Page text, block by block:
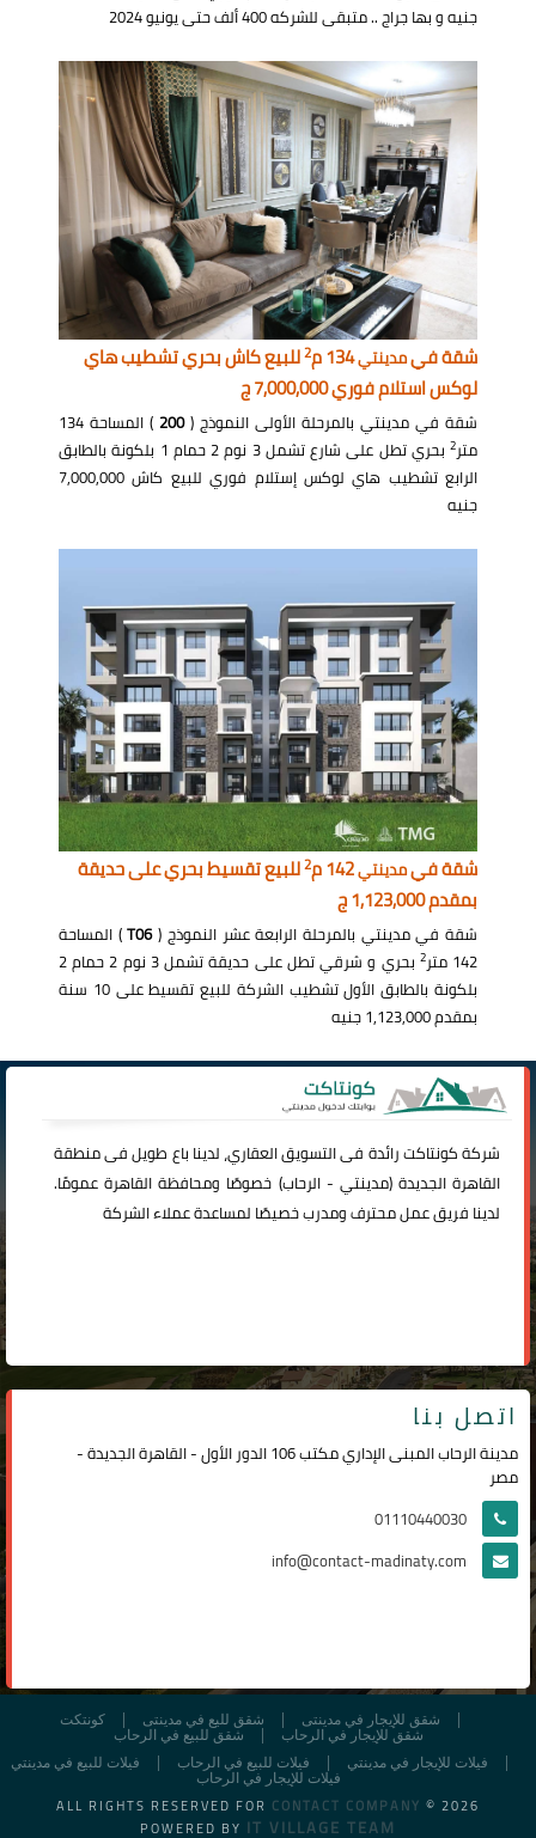
جنيه و بها جراج .. متبقى للشركه 400 ألف حتى يونيو 2024
شقة فيمدينتي134 م 2للبيع كاش بحري تشطيب هاي
لوكس استلام فوري 7,000,000 ج
شقة في مدينتي بالمرحلة الأولى النموذج (200
) المساحة 134
متر2
بحري تطل على شارع تشمل 3 نوم 2 حمام 1 بلكونة بالطابق
الرابع تشطيب هاي لوكس إستلام فوري للبيع كاش 7,000,000
جنيه
شقة فيمدينتي 2للبيع تقسيط بحري على حديقة
بمقدم 1,123,000 ج
شقة في مدينتي بالمرحلة الرابعة عشر النموذج (T06) المساحة
142 متر
2
بحري و شرقي تطل على حديقة تشمل 3 نوم 2 حمام 2
بلكونة بالطابق الأول تشطيب الشركة للبيع تقسيط على 10 سنة
بمقدم 1,123,000 جنيه
شركةكونتاكترائدة فى التسويق العقاري، لدينا باع طويل فى منطقة
القاهرة الجديدة (مدينتي -الرحاب) خصوصًا ومحافظة القاهرة عمومًا.
لدينا فريق عمل محترف ومدرب خصيصًا لمساعدة عملاء الشركة
اتصل بنا
مدينة الرحاب المبنى الإداري مكتب 106 الدور الأول - القاهرة الجديدة -
مصر
01110440030
info@contact-madinaty.com
كونتكت شقق لليع في مدينتى
شقق للإيجار في مدينتى
شقق للبيع في الرحاب
شقق للإيجار في الرحاب
فيلات للبيع في مدينتي
فيلات للبيع في الرحاب
فيلات للإيجار في مدينتي
فيلات للإيجار في الرحاب
ALL RIGHTS RESERVED FOR CONTACT COMPANY © 2026
POWERED BY IT VILLAGE TEAM